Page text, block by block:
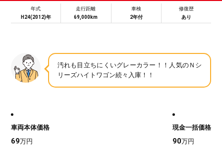
年式
H24(2012)年
走行距離
69,000km
車検
2年付
修復歴
あり
汚れも目立ちにくいグレーカラー！！人気のＮシ
リーズハイトワゴン続々入庫！！
車両本体価格
69万円
現金一括価格
90万円